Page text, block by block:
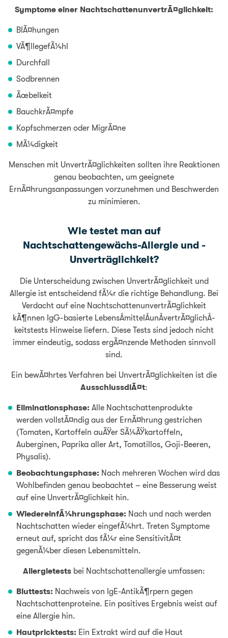
Symptome einer NachtschattenunvertrÃ¤glichkeit:
BlÃ¤hungen
VÃ¶llegefÃ¼hl
Durchfall
Sodbrennen
Ãœbelkeit
BauchkrÃ¤mpfe
Kopfschmerzen oder MigrÃ¤ne
MÃ¼digkeit
Menschen mit UnvertrÃ¤glichkeiten sollten ihre Reaktionen
genau beobachten, um geeignete
ErnÃ¤hrungsanpassungen vorzunehmen und Beschwerden
zu minimieren.
Wie testet man auf
Nachtschattengewächs-Allergie und -
Unverträglichkeit?
Die Unterscheidung zwischen UnvertrÃ¤glichkeit und
Allergie ist entscheidend fÃ¼r die richtige Behandlung. Bei
Verdacht auf eine NachtschattenunvertrÃ¤glichkeit
kÃ¶nnen IgG-basierte LebensÂ­mittelÂ­unÂ­vertrÃ¤glichÂ­
keitstests Hinweise liefern. Diese Tests sind jedoch nicht
immer eindeutig, sodass ergÃ¤nzende Methoden sinnvoll
sind.
Ein bewÃ¤hrtes Verfahren bei UnvertrÃ¤glichkeiten ist die
AusschlussdiÃ¤t:
Eliminationsphase: Alle Nachtschattenprodukte
werden vollstÃ¤ndig aus der ErnÃ¤hrung gestrichen
(Tomaten, Kartoffeln auÃŸer SÃ¼ÃŸkartoffeln,
Auberginen, Paprika aller Art, Tomatillos, Goji-Beeren,
Physalis).
Beobachtungsphase: Nach mehreren Wochen wird das
Wohlbefinden genau beobachtet – eine Besserung weist
auf eine UnvertrÃ¤glichkeit hin.
WiedereinfÃ¼hrungsphase: Nach und nach werden
Nachtschatten wieder eingefÃ¼hrt. Treten Symptome
erneut auf, spricht das fÃ¼r eine SensitivitÃ¤t
gegenÃ¼ber diesen Lebensmitteln.
Allergietests bei Nachtschattenallergie umfassen:
Bluttests: Nachweis von IgE-AntikÃ¶rpern gegen
Nachtschattenproteine. Ein positives Ergebnis weist auf
eine Allergie hin.
Hautpricktests: Ein Extrakt wird auf die Haut